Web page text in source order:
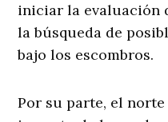
iniciar la evaluación
la búsqueda de
bajo los escombros.
Por su parte, el